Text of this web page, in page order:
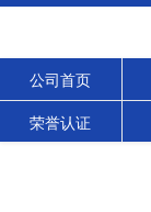
公司首页
荣誉认证